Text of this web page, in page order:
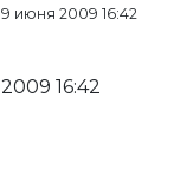
9 июня 2009 16:42
16:42